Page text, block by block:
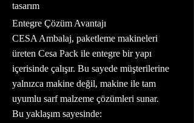
tasarım
Entegre Çözüm Avantajı
CESA Ambalaj, paketleme makineleri
üreten Cesa Pack ile entegre bir yapı
içerisinde çalışır. Bu sayede müşterilerine
yalnızca makine değil, makine ile tam
uyumlu sarf malzeme çözümleri sunar.
Bu yaklaşım sayesinde: